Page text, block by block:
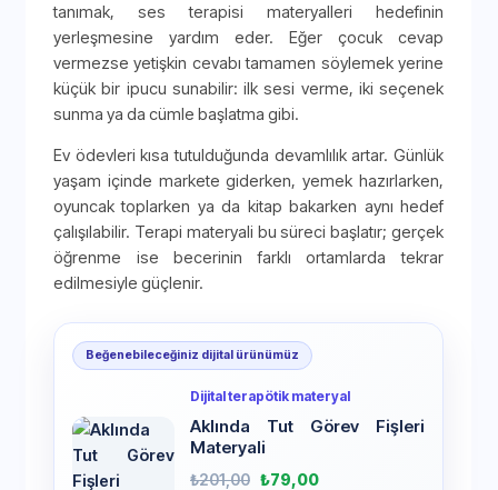
tanımak, ses terapisi materyalleri hedefinin
yerleşmesine yardım eder. Eğer çocuk cevap
vermezse yetişkin cevabı tamamen söylemek yerine
küçük bir ipucu sunabilir: ilk sesi verme, iki seçenek
sunma ya da cümle başlatma gibi.
Ev ödevleri kısa tutulduğunda devamlılık artar. Günlük
yaşam içinde markete giderken, yemek hazırlarken,
oyuncak toplarken ya da kitap bakarken aynı hedef
çalışılabilir. Terapi materyali bu süreci başlatır; gerçek
öğrenme ise becerinin farklı ortamlarda tekrar
edilmesiyle güçlenir.
Beğenebileceğiniz dijital ürünümüz
Dijital terapötik materyal
Aklında Tut Görev Fişleri
Materyali
₺201,00 ₺79,00